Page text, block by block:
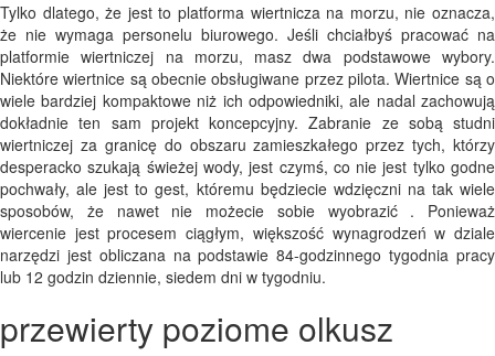
Tylko dlatego, że jest to platforma wiertnicza na morzu, nie oznacza,
że ​​nie wymaga personelu biurowego. Jeśli chciałbyś pracować na
platformie wiertniczej na morzu, masz dwa podstawowe wybory.
Niektóre wiertnice są obecnie obsługiwane przez pilota. Wiertnice są o
wiele bardziej kompaktowe niż ich odpowiedniki, ale nadal zachowują
dokładnie ten sam projekt koncepcyjny. Zabranie ze sobą studni
wiertniczej za granicę do obszaru zamieszkałego przez tych, którzy
desperacko szukają świeżej wody, jest czymś, co nie jest tylko godne
pochwały, ale jest to gest, któremu będziecie wdzięczni na tak wiele
sposobów, że nawet nie możecie sobie wyobrazić . Ponieważ
wiercenie jest procesem ciągłym, większość wynagrodzeń w dziale
narzędzi jest obliczana na podstawie 84-godzinnego tygodnia pracy
lub 12 godzin dziennie, siedem dni w tygodniu.
przewierty poziome olkusz